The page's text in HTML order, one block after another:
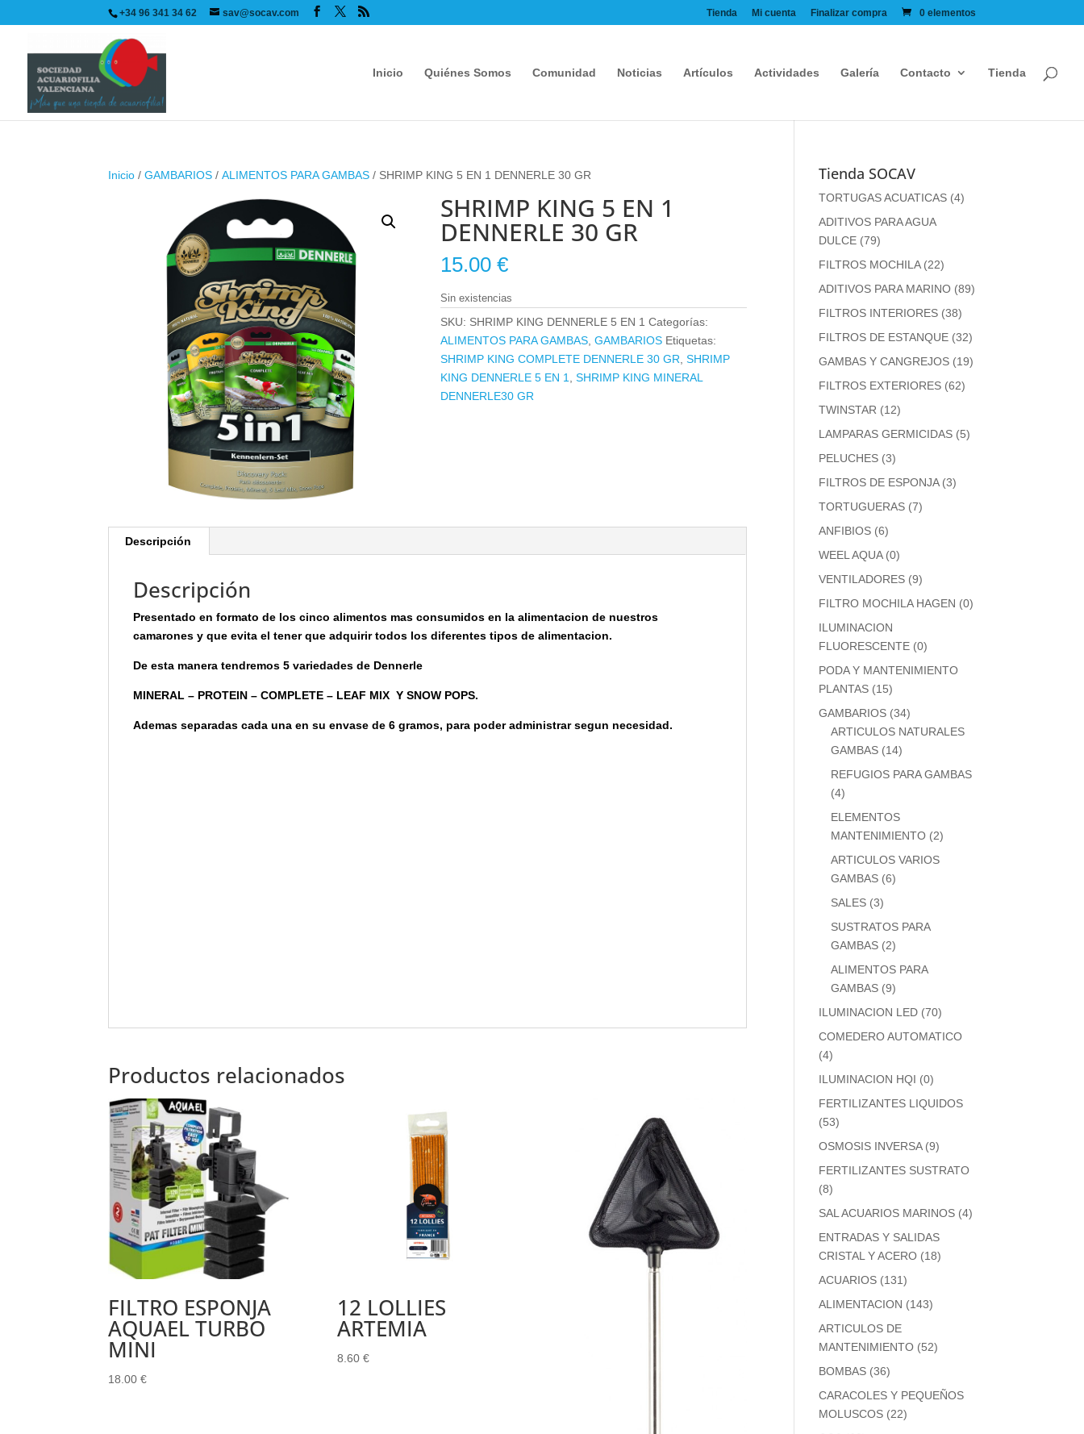
+34 96 341 34 62 sav@socav.com Tienda Mi cuenta Finalizar compra 0 elementos
Inicio Quiénes Somos Comunidad Noticias Artículos Actividades Galería Contacto Tienda
Inicio /GAMBARIOS /ALIMENTOS PARA GAMBAS / SHRIMP KING 5 EN 1 DENNERLE 30 GR
SHRIMP KING 5 EN 1
DENNERLE 30 GR
15.00€
Sin existencias
SKU: SHRIMP KING DENNERLE 5 EN 1 Categorías:
ALIMENTOS PARA GAMBAS ,GAMBARIOS Etiquetas:
SHRIMP KING COMPLETE DENNERLE 30 GR ,SHRIMP
KING DENNERLE 5 EN 1
,SHRIMP KING MINERAL
DENNERLE30 GR
Descripción
Descripción
Presentado en formato de los cinco alimentos mas consumidos en la alimentacion de nuestros
camarones y que evita el tener que adquirir todos los diferentes tipos de alimentacion.
De esta manera tendremos 5 variedades de Dennerle
MINERAL – PROTEIN – COMPLETE – LEAF MIX Y SNOW POPS.
Ademas separadas cada una en su envase de 6 gramos, para poder administrar segun necesidad.
Productos relacionados
FILTRO ESPONJA
AQUAEL TURBO
MINI
18.00€
12 LOLLIES
ARTEMIA
8.60 €
Tienda SOCAV
TORTUGAS ACUATICAS (4)
ADITIVOS PARA AGUA
DULCE (79)
FILTROS MOCHILA (22)
ADITIVOS PARA MARINO (89)
FILTROS INTERIORES (38)
FILTROS DE ESTANQUE (32)
GAMBAS Y CANGREJOS (19)
FILTROS EXTERIORES (62)
TWINSTAR (12)
LAMPARAS GERMICIDAS (5)
PELUCHES (3)
FILTROS DE ESPONJA (3)
TORTUGUERAS (7)
ANFIBIOS (6)
WEEL AQUA (0)
VENTILADORES (9)
FILTRO MOCHILA HAGEN (0)
ILUMINACION
FLUORESCENTE (0)
PODA Y MANTENIMIENTO
PLANTAS (15)
GAMBARIOS (34)
ARTICULOS NATURALES
GAMBAS (14)
REFUGIOS PARA GAMBAS
(4)
ELEMENTOS
MANTENIMIENTO (2)
ARTICULOS VARIOS
GAMBAS (6)
SALES (3)
SUSTRATOS PARA
GAMBAS (2)
ALIMENTOS PARA
GAMBAS (9)
ILUMINACION LED (70)
COMEDERO AUTOMATICO
(4)
ILUMINACION HQI (0)
FERTILIZANTES LIQUIDOS
(53)
OSMOSIS INVERSA (9)
FERTILIZANTES SUSTRATO
(8)
SAL ACUARIOS MARINOS (4)
ENTRADAS Y SALIDAS
CRISTAL Y ACERO (18)
ACUARIOS (131)
ALIMENTACION (143)
ARTICULOS DE
MANTENIMIENTO (52)
BOMBAS (36)
CARACOLES Y PEQUEÑOS
MOLUSCOS (22)